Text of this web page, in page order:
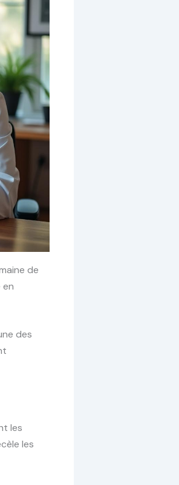
de
en
des
les
les